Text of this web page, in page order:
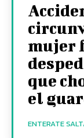
mujer
que
el
ENTERATE